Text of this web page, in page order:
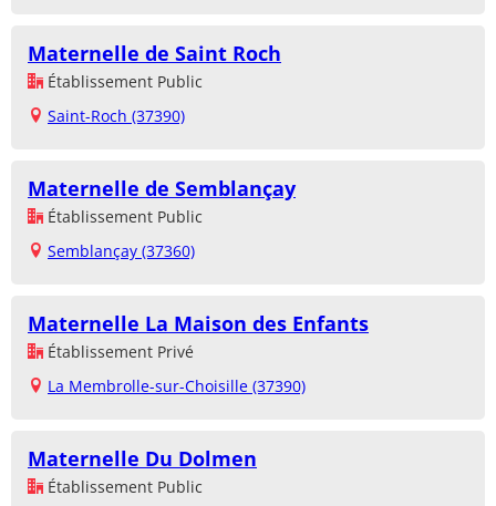
Maternelle de Saint Roch
Établissement Public
Saint-Roch (37390)
Maternelle de Semblançay
Établissement Public
Semblançay (37360)
Maternelle La Maison des Enfants
Établissement Privé
La Membrolle-sur-Choisille (37390)
Maternelle Du Dolmen
Établissement Public